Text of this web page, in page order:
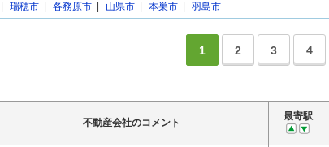
| 瑞穂市 | 各務原市 | 山県市 | 本巣市 | 羽島市
1 2 3 4
不動産会社のコメント
最寄駅